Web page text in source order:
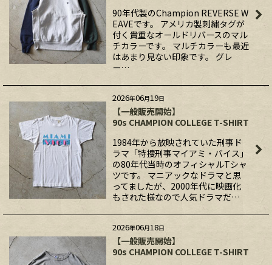
90年代製のChampion REVERSE W
EAVEです。 アメリカ製刺繍タグが
付く貴重なオールドリバースのマル
チカラーです。 マルチカラーも最近
はあまり見ない印象です。 グレ
ー…
2026年06月19日
【一般販売開始】
90s CHAMPION COLLEGE T-SHIRT
1984年から放映されていた刑事ド
ラマ「特捜刑事マイアミ・バイス」
の80年代当時のオフィシャルTシャ
ツです。 マニアックなドラマと思
ってましたが、2000年代に映画化
もされた様なので人気ドラマだ…
2026年06月18日
【一般販売開始】
90s CHAMPION COLLEGE T-SHIRT